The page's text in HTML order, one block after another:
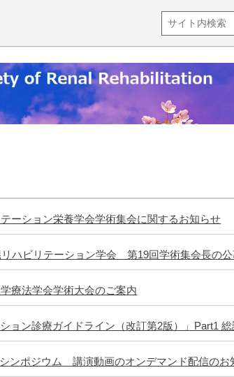
ーション栄養学会学術集会に関するお知らせ
ハビリテーション学会 第19回学術集会長の公
療法学会学術大会のご案内
ション診療ガイドライン（改訂第2版）」Part1
シンポジウム 講演動画のオンデマンド配信のお